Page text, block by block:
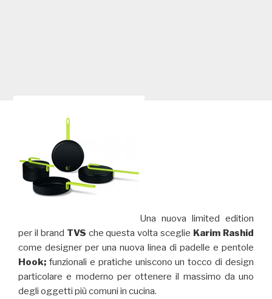
Una nuova limited edition
per il brand TVS che questa volta sceglie Karim Rashid
come designer per una nuova linea di padelle e pentole
Hook; funzionali e pratiche uniscono un tocco di design
particolare e moderno per ottenere il massimo da uno
degli oggetti più comuni in cucina.